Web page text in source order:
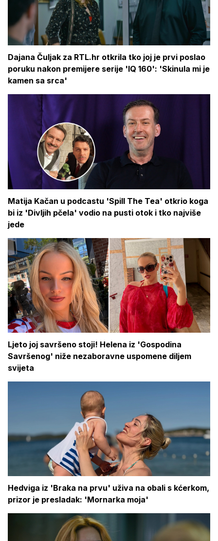
Dajana Čuljak za RTL.hr otkrila tko joj je prvi poslao
poruku nakon premijere serije 'IQ 160': 'Skinula mi je
kamen sa srca'
Matija Kačan u podcastu 'Spill The Tea' otkrio koga
bi iz 'Divljih pčela' vodio na pusti otok i tko najviše
jede
Ljeto joj savršeno stoji! Helena iz 'Gospodina
Savršenog' niže nezaboravne uspomene diljem
svijeta
Hedviga iz 'Braka na prvu' uživa na obali s kćerkom,
prizor je presladak: 'Mornarka moja'